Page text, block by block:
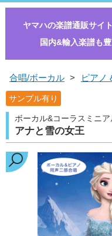
ヤマハの楽譜通販サイト
国内&輸入楽譜も
合唱/ボーカル > ピアノ
サンプル有り
ボーカル&コーラスミニア
アナと雪の女王